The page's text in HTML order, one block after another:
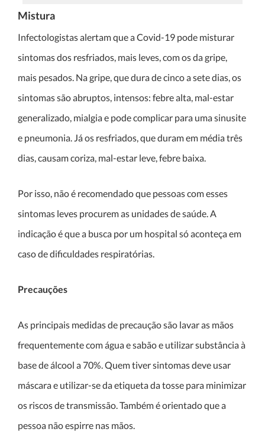
Mistura
Infectologistas alertam que a Covid-19 pode misturar
sintomas dos resfriados, mais leves, com os da gripe,
mais pesados. Na gripe, que dura de cinco a sete dias, os
sintomas são abruptos, intensos: febre alta, mal-estar
generalizado, mialgia e pode complicar para uma sinusite
e pneumonia. Já os resfriados, que duram em média três
dias, causam coriza, mal-estar leve, febre baixa.
Por isso, não é recomendado que pessoas com esses
sintomas leves procurem as unidades de saúde. A
indicação é que a busca por um hospital só aconteça em
caso de dificuldades respiratórias.
Precauções
As principais medidas de precaução são lavar as mãos
frequentemente com água e sabão e utilizar substância à
base de álcool a 70%. Quem tiver sintomas deve usar
máscara e utilizar-se da etiqueta da tosse para minimizar
os riscos de transmissão. Também é orientado que a
pessoa não espirre nas mãos.